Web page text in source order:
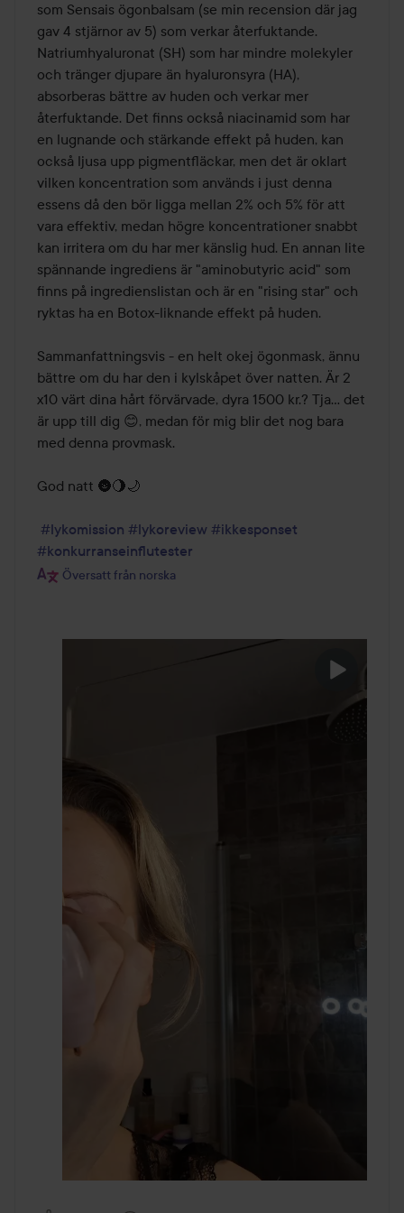
som Sensais ögonbalsam (se min recension där jag
gav 4 stjärnor av 5) som verkar återfuktande.
Natriumhyaluronat (SH) som har mindre molekyler
och tränger djupare än hyaluronsyra (HA),
absorberas bättre av huden och verkar mer
återfuktande. Det finns också niacinamid som har
en lugnande och stärkande effekt på huden, kan
också ljusa upp pigmentfläckar, men det är oklart
vilken koncentration som används i just denna
essens då den bör ligga mellan 2% och 5% för att
vara effektiv, medan högre koncentrationer snabbt
kan irritera om du har mer känslig hud. En annan lite
spännande ingrediens är "aminobutyric acid" som
finns på ingredienslistan och är en "rising star" och
ryktas ha en Botox-liknande effekt på huden.
Sammanfattningsvis - en helt okej ögonmask, ännu
bättre om du har den i kylskåpet över natten. Är 2
x10 värt dina hårt förvärvade, dyra 1500 kr.? Tja... det
är upp till dig 😊, medan för mig blir det nog bara
med denna provmask.
God natt 🌚🌖🌙
#lykomission #lykoreview #ikkesponset
#konkurranseinflutester
Översatt från norska